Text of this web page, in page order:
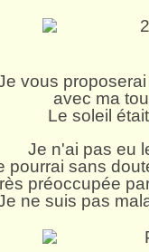
vous
avec ma
Le soleil
Je n'ai pas eu
pourrai sans
préoccupée
ne suis pas